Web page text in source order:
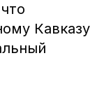
Кавказу